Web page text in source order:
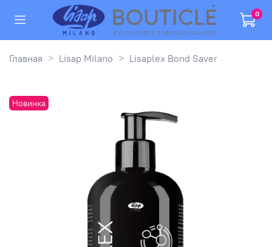
0
Главная Lisap Milano Lisaplex Bond Saver
Новинка